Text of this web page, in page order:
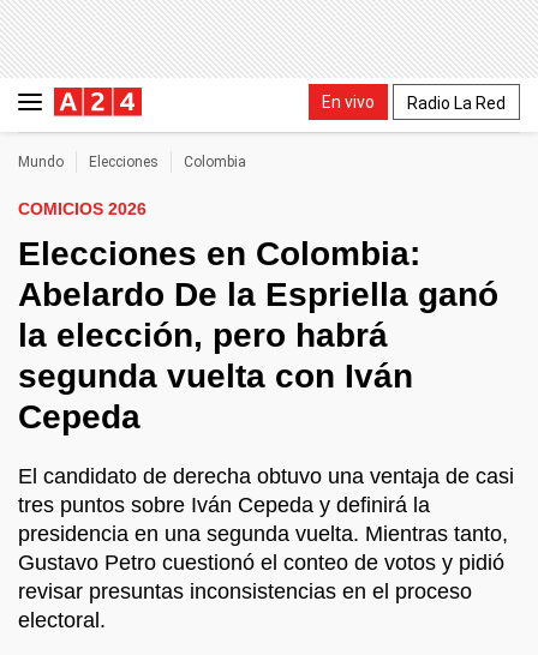
En vivo Radio La Red
Mundo Elecciones Colombia
COMICIOS 2026
Elecciones en Colombia:
Abelardo De la Espriella ganó
la elección, pero habrá
segunda vuelta con Iván
Cepeda
El candidato de derecha obtuvo una ventaja de casi
tres puntos sobre Iván Cepeda y definirá la
presidencia en una segunda vuelta. Mientras tanto,
Gustavo Petro cuestionó el conteo de votos y pidió
revisar presuntas inconsistencias en el proceso
electoral.